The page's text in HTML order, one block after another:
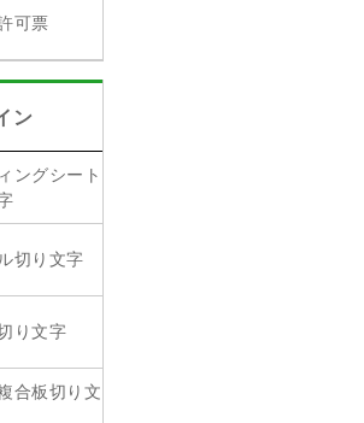
可票
ン
ングシート
切り文字
り文字
合板切り文